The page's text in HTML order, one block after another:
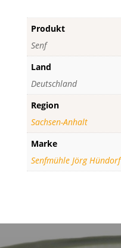
-
Senfmühle
Hündorf,
Halle
(Saale)
Menge
Produkt
Senf
Land
Deutschland
Region
Sachsen-Anhalt
Marke
Senfmühle Jörg Hündorf